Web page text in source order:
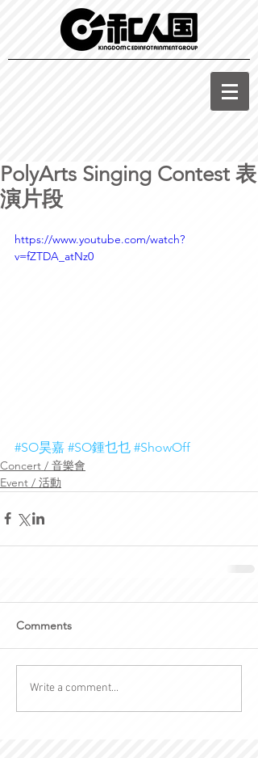
PolyArts Singing Contest 表
演片段
https://www.youtube.com/watch?
v=fZTDA_atNz0
#SO昊嘉 #SO鍾乜乜 #ShowOff
Concert / 音樂會
Event / 活動
Comments
Write a comment...